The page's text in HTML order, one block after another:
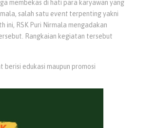
membekas di hati para karyawan yang
salah satu event terpenting yakni
ini, RSK Puri Nirmala mengadakan
Rangkaian kegiatan tersebut
berisi edukasi maupun promosi